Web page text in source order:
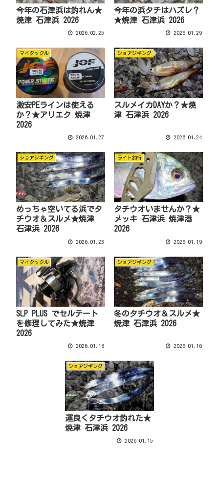
今年の石津浜は釣れん★
焼津 石津浜 2026
2026.02.25
今年の浜タチはハズレ？
★焼津 石津浜 2026
2026.01.29
マイタックル
激安PEラインは使える
か？★アリエク 焼津
2026
2026.01.27
ショアジギング
スルメイカDAYか？★焼
津 石津浜 2026
2026.01.24
ショアジギング
めっちゃ空いてる浜でタ
チウオ＆スルメ★焼津
石津浜 2026
2026.01.23
ライト釣行
タチウオいませんか？★
メッキ 石津浜 焼津港
2026
2026.01.19
マイタックル
SLP PLUS でセルテート
を修理してみた★焼津
2026
2026.01.18
ショアジギング
冬のタチウオ＆スルメ★
焼津 石津浜 2026
2026.01.16
ショアジギング
運良くタチウオ釣れた★
焼津 石津浜 2026
2026.01.15